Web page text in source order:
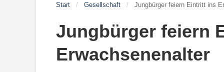
Start / Gesellschaft / Jungbürger feiern Eintritt ins
Jungbürger feiern
Erwachsenenalter